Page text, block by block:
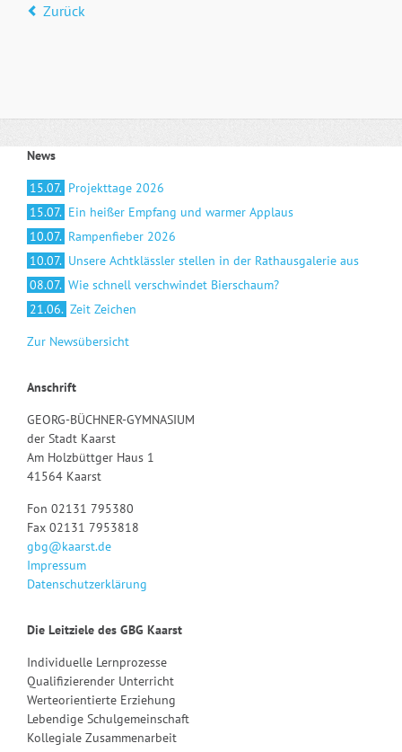
Zurück
News
15.07. Projekttage 2026
15.07. Ein heißer Empfang und warmer Applaus
10.07. Rampenfieber 2026
10.07. Unsere Achtklässler stellen in der Rathausgalerie aus
08.07. Wie schnell verschwindet Bierschaum?
21.06. Zeit Zeichen
Zur Newsübersicht
Anschrift
GEORG-BÜCHNER-GYMNASIUM
der Stadt Kaarst
Am Holzbüttger Haus 1
41564 Kaarst
Fon 02131 795380
Fax 02131 7953818
gbg@kaarst.de
Impressum
Datenschutzerklärung
Die Leitziele des GBG Kaarst
Individuelle Lernprozesse
Qualifizierender Unterricht
Werteorientierte Erziehung
Lebendige Schulgemeinschaft
Kollegiale Zusammenarbeit